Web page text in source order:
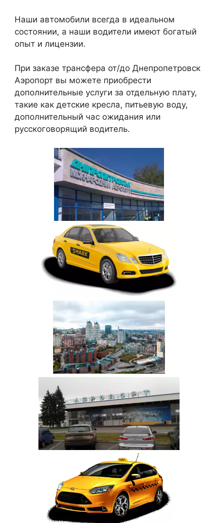
Наши автомобили всегда в идеальном
состоянии, а наши водители имеют богатый
опыт и лицензии.
При заказе трансфера от/до Днепропетровск
Аэропорт вы можете приобрести
дополнительные услуги за отдельную плату,
такие как детские кресла, питьевую воду,
дополнительный час ожидания или
русскоговорящий водитель.